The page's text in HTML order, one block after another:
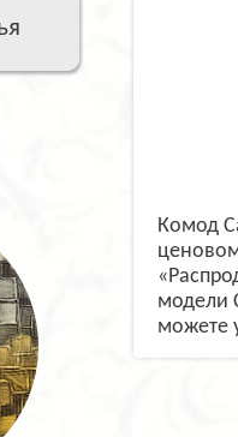
Комод
модели
можете